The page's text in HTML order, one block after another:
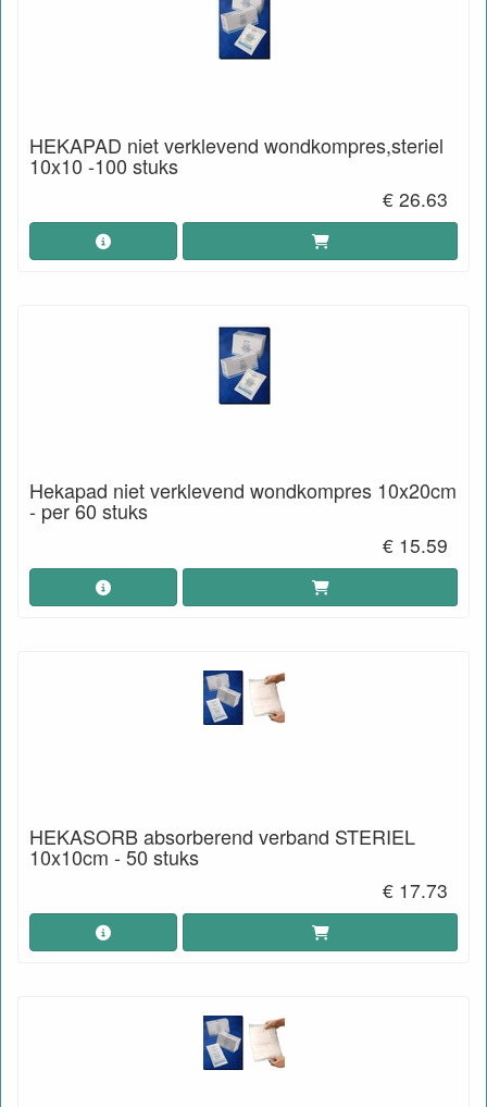
HEKAPAD niet verklevend wondkompres,steriel
10x10 -100 stuks
€ 26.63
Hekapad niet verklevend wondkompres 10x20cm
- per 60 stuks
€ 15.59
HEKASORB absorberend verband STERIEL
10x10cm - 50 stuks
€ 17.73